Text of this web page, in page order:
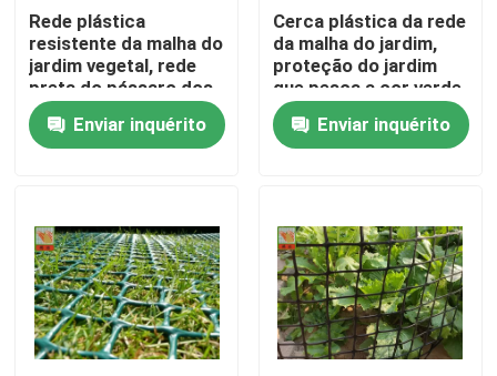
Rede plástica expulsa
rede da malha do jardim
Rede agrícola
Rede da cultura aquática
Rede plástica industrial
Rede plástica da construção
Rede plástica
resistente da malha do
jardim vegetal, rede
preta do pássaro dos
PP anti
Enviar inquérito
Cerca plástica da rede
da malha do jardim,
proteção do jardim
que pesca a cor verde
Enviar inquérito